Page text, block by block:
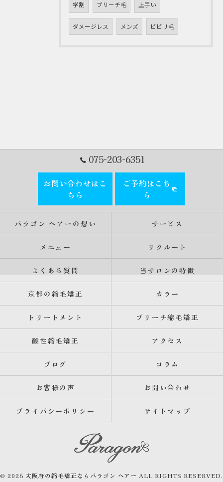
学割 ブリーチ毛 上手い
ダメージレス メンズ ビビリ毛
075-203-6351
お問い合わせはこ
ちら
ご予約はこち
ら
パラゴン ヘアーの想い サービス
メニュー リクルート
よくある質問 当サロンの特徴
京都の縮毛矯正 カラー
トリートメント ブリーチ縮毛矯正
酸性縮毛矯正 アクセス
ブログ コラム
お客様の声 お問い合わせ
プライバシーポリシー サイトマップ
© 2026 大阪府の縮毛矯正ならパラゴン ヘアー ALL RIGHTS RESERVED.